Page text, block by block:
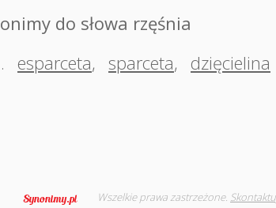
do słowa rzęśnia
esparceta, sparceta, dzięcielina
Wszelkie prawa zastrzeżone.